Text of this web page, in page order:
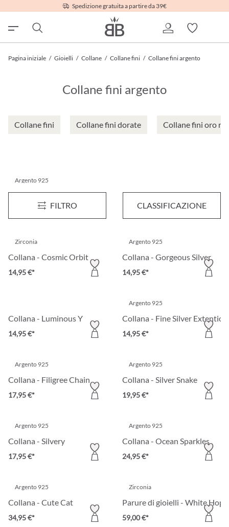
Spedizione gratuita a partire da 39€
Pagina iniziale / Gioielli / Collane / Collane fini / Collane fini argento
Collane fini argento
Collane fini Collane fini dorate Collane fini oro
FILTRO CLASSIFICAZIONE
Argento 925
Collana - Narrow Classic Collana - Tear Whisper
10,95 €*
Zirconia
Collana - Cosmic Orbit
14,95 €*
Argento 925
Collana - Gorgeous Silver
14,95 €*
Collana - Luminous Y
14,95 €*
Argento 925
Collana - Fine Silver Extention
14,95 €*
Argento 925
Collana - Filigree Chain
17,95 €*
Argento 925
Collana - Silver Snake
19,95 €*
Argento 925
Collana - Silvery
17,95 €*
Argento 925
Collana - Ocean Sparkles
24,95 €*
Argento 925
Collana - Cute Cat
34,95 €*
Zirconia
Parure di gioielli - White Hope
59,00 €*